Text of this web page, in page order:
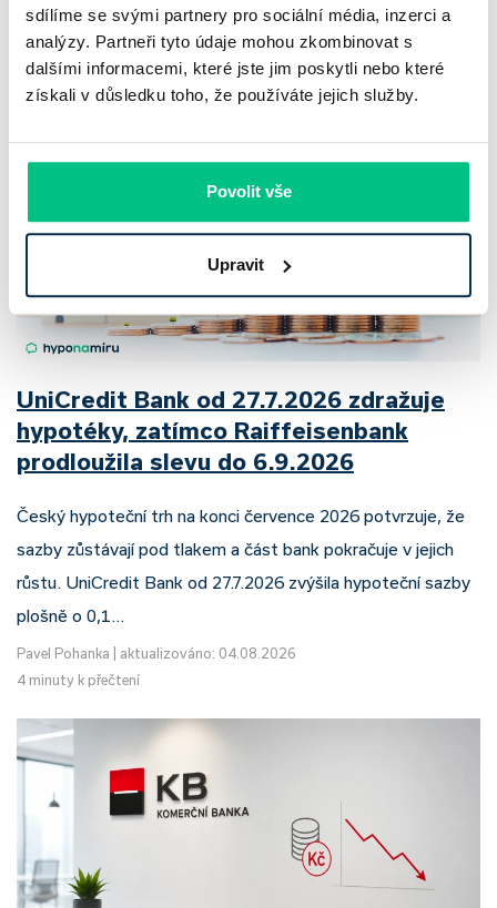
sdílíme se svými partnery pro sociální média, inzerci a
analýzy. Partneři tyto údaje mohou zkombinovat s
dalšími informacemi, které jste jim poskytli nebo které
získali v důsledku toho, že používáte jejich služby.
Povolit vše
Upravit
2 roky zdražily o 21,8 %, zároveň ale výrazně ubylo nabídek
a prodejní tempo…
aktualizováno: 04.08.2026
UniCredit Bank od 27.7.2026 zdražuje
hypotéky, zatímco Raiffeisenbank
prodloužila slevu do 6.9.2026
Český hypoteční trh na konci července 2026 potvrzuje, že
sazby zůstávají pod tlakem a část bank pokračuje v jejich
růstu. UniCredit Bank od 27.7.2026 zvýšila hypoteční sazby
plošně o 0,1…
Pavel Pohanka
aktualizováno: 04.08.2026
4 minuty k přečtení